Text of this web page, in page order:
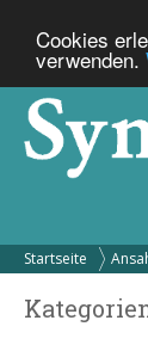
Cookies
verwenden.
Startseite